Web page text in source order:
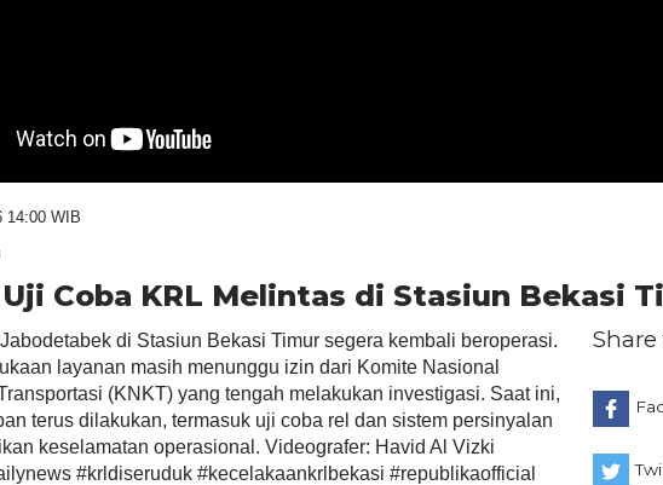
14:00 WIB
Coba KRL Melintas di Stasiun Bekasi
di Stasiun Bekasi Timur segera kembali beroperasi.
layanan masih menunggu izin dari Komite Nasional
(KNKT) yang tengah melakukan investigasi. Saat ini,
terus dilakukan, termasuk uji coba rel dan sistem persinyalan
keselamatan operasional. Videografer: Havid Al Vizki
#krldiseruduk #kecelakaankrlbekasi #republikaofficial